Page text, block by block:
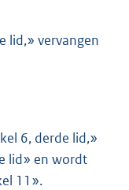
lid,» vervangen
6, derde lid,»
lid» en wordt
11».